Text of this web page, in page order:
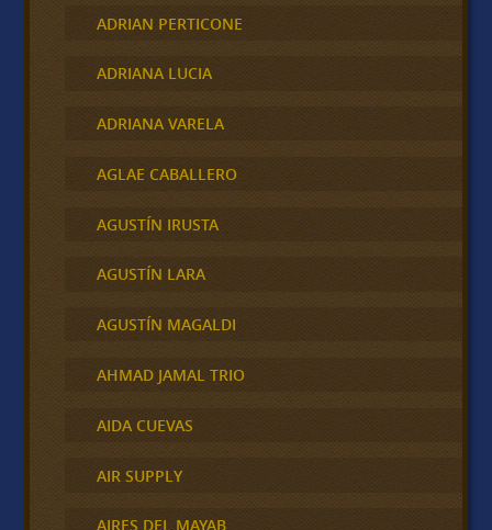
ADRIAN PERTICONE
ADRIANA LUCIA
ADRIANA VARELA
AGLAE CABALLERO
AGUSTÍN IRUSTA
AGUSTÍN LARA
AGUSTÍN MAGALDI
AHMAD JAMAL TRIO
AIDA CUEVAS
AIR SUPPLY
AIRES DEL MAYAB